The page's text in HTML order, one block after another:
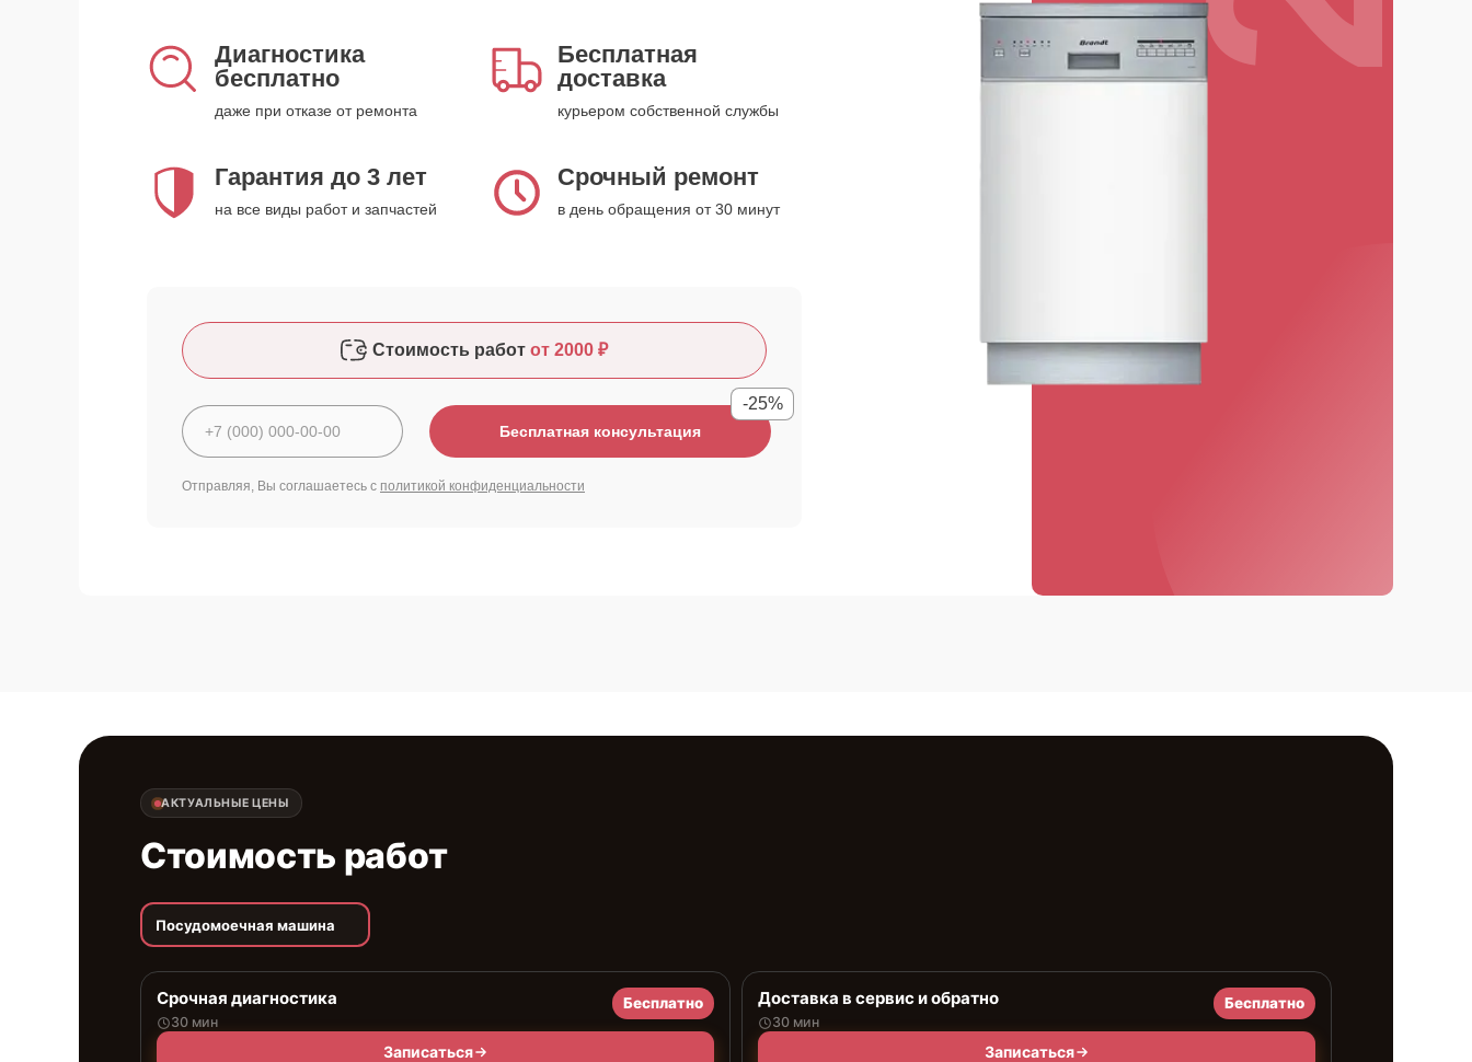
Диагностика
бесплатно
даже при отказе от ремонта
Бесплатная
доставка
курьером собственной службы
Гарантия до 3 лет
на все виды работ и запчастей
Срочный ремонт
в день обращения от 30 минут
Стоимость работ от 2000 ₽
Бесплатная консультация
-25%
Отправляя, Вы соглашаетесь с политикой конфиденциальности
АКТУАЛЬНЫЕ ЦЕНЫ
Стоимость работ
Посудомоечная машина
Срочная диагностика
30 мин
Бесплатно
Записаться
Доставка в сервис и обратно
30 мин
Бесплатно
Записаться